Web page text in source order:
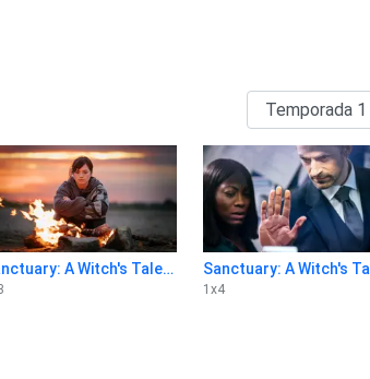
Sanctuary: A Witch's Tale 1x3
1 x4